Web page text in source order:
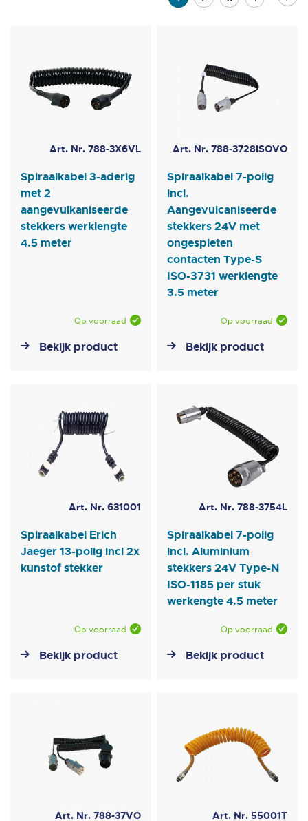
Art. Nr. 788-3X6VL
Spiraalkabel 3-aderig
met 2
aangevulkaniseerde
stekkers werklengte
4.5 meter
Op voorraad
Bekijk product
Art. Nr. 788-3728ISOVO
Spiraalkabel 7-polig
incl.
Aangevulcaniseerde
stekkers 24V met
ongespleten
contacten Type-S
ISO-3731 werklengte
3.5 meter
Op voorraad
Bekijk product
Art. Nr. 631001
Spiraalkabel Erich
Jaeger 13-polig incl 2x
kunstof stekker
Op voorraad
Bekijk product
Art. Nr. 788-3754L
Spiraalkabel 7-polig
incl. Aluminium
stekkers 24V Type-N
ISO-1185 per stuk
werkengte 4.5 meter
Op voorraad
Bekijk product
Art. Nr. 788-37VO Art. Nr. 55001T